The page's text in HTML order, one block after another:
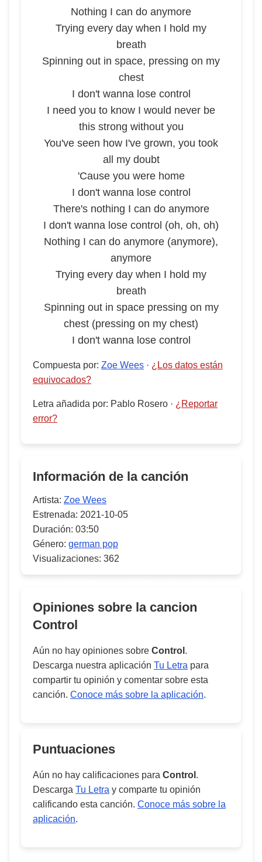
Nothing I can do anymore
Trying every day when I hold my
breath
Spinning out in space, pressing on my
chest
I don't wanna lose control
I need you to know I would never be
this strong without you
You've seen how I've grown, you took
all my doubt
'Cause you were home
I don't wanna lose control
There's nothing I can do anymore
I don't wanna lose control (oh, oh, oh)
Nothing I can do anymore (anymore),
anymore
Trying every day when I hold my
breath
Spinning out in space pressing on my
chest (pressing on my chest)
I don't wanna lose control
Compuesta por: Zoe Wees · ¿Los datos están
equivocados?
Letra añadida por: Pablo Rosero · ¿Reportar
error?
Información de la canción
Artista: Zoe Wees
Estrenada: 2021-10-05
Duración: 03:50
Género: german pop
Visualizaciones: 362
Opiniones sobre la cancion
Control
Aún no hay opiniones sobre Control .
Descarga nuestra aplicación Tu Letra para
compartir tu opinión y comentar sobre esta
canción. Conoce más sobre la aplicación.
Puntuaciones
Aún no hay calificaciones para Control .
Descarga Tu Letra y comparte tu opinión
calificando esta canción. Conoce más sobre la
aplicación.